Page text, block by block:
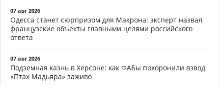
07 авг 2026
Одесса станет сюрпризом для Макрона: эксперт назвал
французские объекты главными целями российского
ответа
07 авг 2026
Подземная казнь в Херсоне: как ФАБы похоронили взвод
«Птах Мадьяра» заживо